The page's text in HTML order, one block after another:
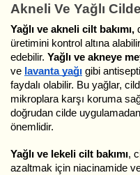
Akneli Ve Yağlı
Yağlı ve akneli cilt bakımı,
üretimini kontrol altına
edebilir. Yağlı ve akneye
ve lavanta yağı gibi
faydalı olabilir. Bu yağlar,
mikroplara karşı koruma
doğrudan cilde
önemlidir.
Yağlı ve lekeli cilt bakımı,
azaltmak için niacinamide